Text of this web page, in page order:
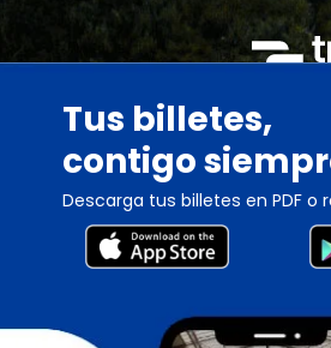
Tus billetes,
contigo
Descarga tus billetes en PDF o